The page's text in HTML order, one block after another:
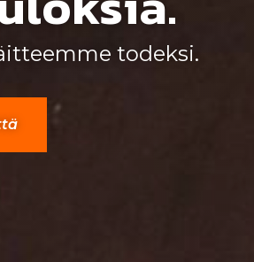
todeksi.